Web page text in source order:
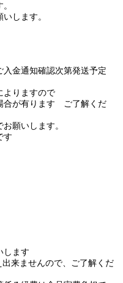
します。
金通知確認次第発送予定
よりますので
合が有ります ご了解くだ
願いします。
す
します
来ませんので、ご了解くだ